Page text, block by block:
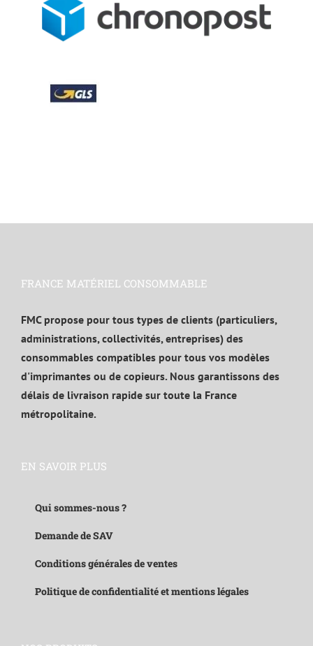
FRANCE MATÉRIEL CONSOMMABLE
FMC propose pour tous types de clients (particuliers,
administrations, collectivités, entreprises) des
consommables compatibles pour tous vos modèles
d'imprimantes ou de copieurs. Nous garantissons des
délais de livraison rapide sur toute la France
métropolitaine.
EN SAVOIR PLUS
Qui sommes-nous ?
Demande de SAV
Conditions générales de ventes
Politique de confidentialité et mentions légales